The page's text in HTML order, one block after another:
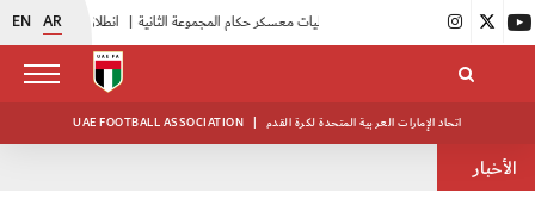
EN AR |
UAE FOOTBALL ASSOCIATION | اتحاد الإمارات العربية المتحدة لكرة القدم
الأخبار